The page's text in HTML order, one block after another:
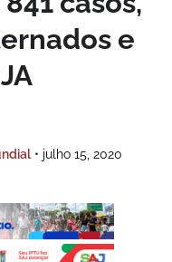
e
• julho 15, 2020